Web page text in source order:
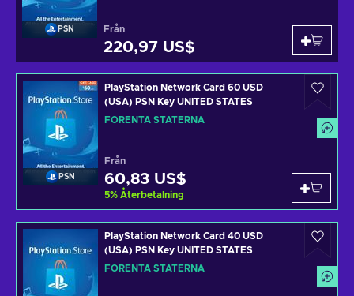
PSN Från
220,97 US$
PSN
PlayStation Network Card 60 USD
(USA) PSN Key UNITED STATES
FÖRENTA STATERNA
Från
60,83 US$
5% Återbetalning
PlayStation Network Card 40 USD
(USA) PSN Key UNITED STATES
FÖRENTA STATERNA